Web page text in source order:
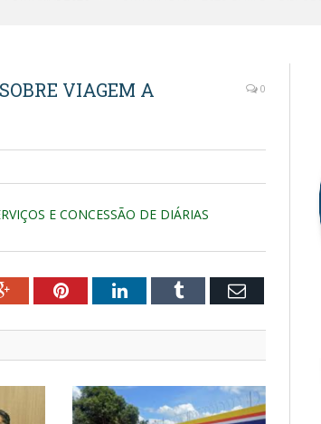
VIAGEM A
0
E CONCESSÃO DE DIÁRIAS
Google+PinterestLinkedInTumblr Email